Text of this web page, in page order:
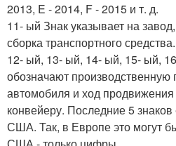
2013, E - 2014, F - 2015 и т. д.
11- ый Знак указывает на
сборка транспортного средства.
12- ый, 13- ый, 14- ый, 15- ый,
обозначают производственную
автомобиля и ход
конвейеру. Последние 5
США. Так, в Европе это могут